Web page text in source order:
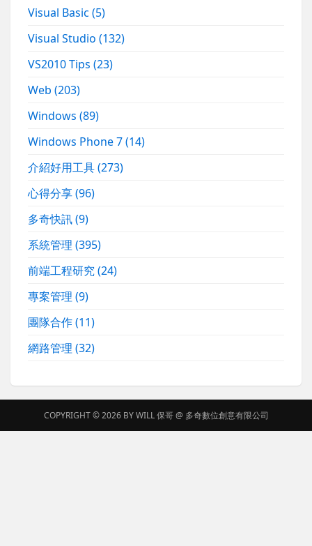
Visual Basic(5)
Visual Studio(132)
VS2010 Tips(23)
Web(203)
Windows(89)
Windows Phone 7(14)
介紹好用工具(273)
心得分享(96)
多奇快訊(9)
系統管理(395)
前端工程研究(24)
專案管理(9)
團隊合作(11)
網路管理(32)
COPYRIGHT © 2026 BYWILL 保哥@ 多奇數位創意有限公司